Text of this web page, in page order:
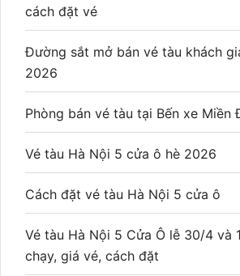
cách đặt vé
Đường sắt mở bán vé tàu khách
2026
Phòng bán vé tàu tại Bến xe Miền
Vé tàu Hà Nội 5 cửa ô hè 2026
Cách đặt vé tàu Hà Nội 5 cửa ô
Vé tàu Hà Nội 5 Cửa Ô lễ 30/4 và
chạy, giá vé, cách đặt